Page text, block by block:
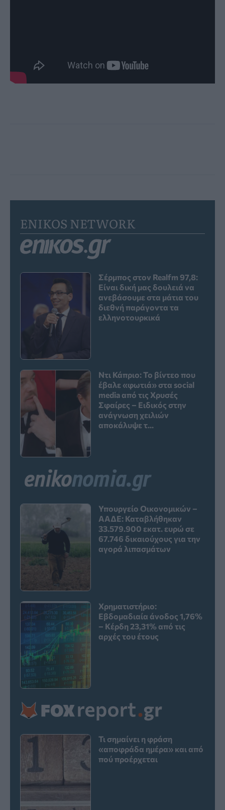
ENIKOS NETWORK
Σέρμπος στον Realfm 97,8:
Είναι δική μας δουλειά να
ανεβάσουμε στα μάτια του
διεθνή παράγοντα τα
ελληνοτουρκικά
Ντι Κάπριο: Το βίντεο που
έβαλε «φωτιά» στα social
media από τις Χρυσές
Σφαίρες – Ειδικός στην
ανάγνωση χειλιών
αποκάλυψε τ...
Υπουργείο Οικονομικών –
ΑΑΔΕ: Καταβλήθηκαν
33.579.900 εκατ. ευρώ σε
67.746 δικαιούχους για την
αγορά λιπασμάτων
Χρηματιστήριο:
Εβδομαδιαία άνοδος 1,76%
– Κέρδη 23,31% από τις
αρχές του έτους
Τι σημαίνει η φράση
«αποφράδα ημέρα» και από
πού προέρχεται